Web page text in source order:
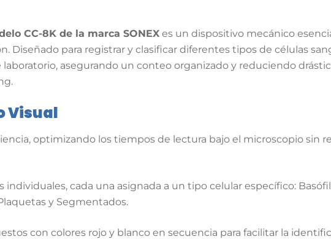
CC-8K de la marca SONEX es un dispositivo mecánico
Diseñado para registrar y clasificar diferentes tipos de células
asegurando un conteo organizado y reduciendo
Visual
optimizando los tiempos de lectura bajo el microscopio sin
individuales, cada una asignada a un tipo celular específico:
y Segmentados.
con colores rojo y blanco en secuencia para facilitar la